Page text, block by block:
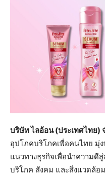
บริษัท ไลอ้อน (ประเทศไทย)
อุปโภคบริโภคเพื่อคนไทย มุ่
แนวทางธุรกิจเพื่อนำความดี
บริโภค สังคม และสิ่งแวดล้อ